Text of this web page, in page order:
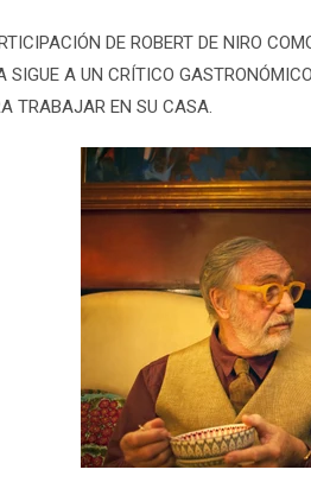
DE ROBERT DE NIRO
SIGUE A UN CRÍTICO
TRABAJAR EN SU CASA.